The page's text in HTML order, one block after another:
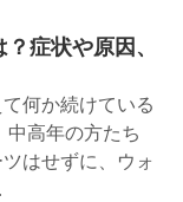
症状や原因、
何か続けている
中高年の方たち
はせずに、ウォ